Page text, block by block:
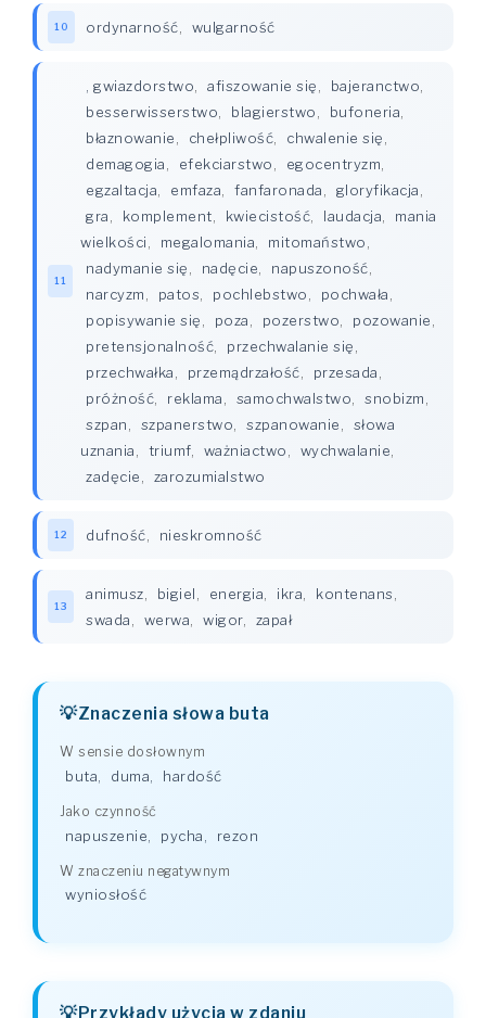
10 ordynarność, wulgarność
11
, gwiazdorstwo, afiszowanie się, bajeranctwo,
besserwisserstwo, blagierstwo, bufoneria,
błaznowanie, chełpliwość, chwalenie się,
demagogia, efekciarstwo, egocentryzm,
egzaltacja, emfaza, fanfaronada, gloryfikacja,
gra, komplement, kwiecistość, laudacja,
mania
wielkości, megalomania, mitomaństwo,
nadymanie się, nadęcie, napuszoność,
narcyzm, patos, pochlebstwo, pochwała,
popisywanie się, poza, pozerstwo, pozowanie,
pretensjonalność, przechwalanie się,
przechwałka, przemądrzałość, przesada,
próżność, reklama, samochwalstwo, snobizm,
szpan, szpanerstwo, szpanowanie,
słowa
uznania, triumf, ważniactwo, wychwalanie,
zadęcie, zarozumialstwo
12 dufność, nieskromność
13
animusz, bigiel, energia, ikra, kontenans,
swada, werwa, wigor, zapał
Znaczenia słowa buta
W sensie dosłownym
buta duma hardość
Jako czynność
napuszenie pycha rezon
W znaczeniu negatywnym
wyniosłość
Przykłady użycia w zdaniu